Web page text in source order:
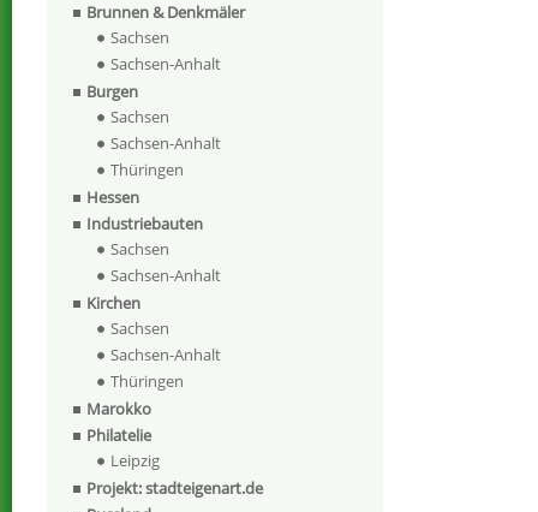
Brunnen & Denkmäler
Sachsen
Sachsen-Anhalt
Burgen
Sachsen
Sachsen-Anhalt
Thüringen
Hessen
Industriebauten
Sachsen
Sachsen-Anhalt
Kirchen
Sachsen
Sachsen-Anhalt
Thüringen
Marokko
Philatelie
Leipzig
Projekt: stadteigenart.de